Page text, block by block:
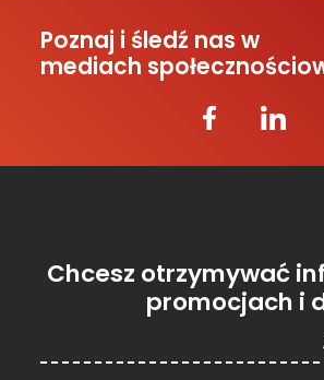
Poznaj i śledź nas w
mediach
Chcesz otrzymywać
promocjach i